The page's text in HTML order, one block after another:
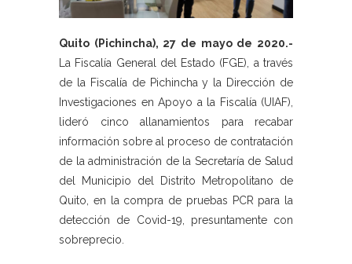
Quito (Pichincha), 27 de mayo de 2020.-
La Fiscalía General del Estado (FGE), a través
de la Fiscalía de Pichincha y la Dirección de
Investigaciones en Apoyo a la Fiscalía (UIAF),
lideró cinco allanamientos para recabar
información sobre al proceso de contratación
de la administración de la Secretaría de Salud
del Municipio del Distrito Metropolitano de
Quito, en la compra de pruebas PCR para la
detección de Covid-19, presuntamente con
sobreprecio.